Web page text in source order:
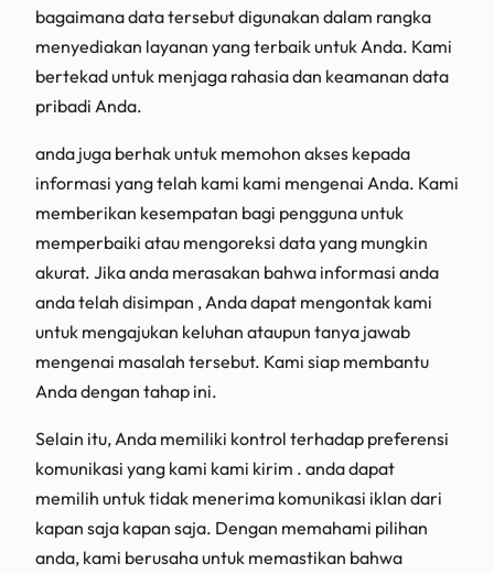
bagaimana data tersebut digunakan dalam rangka
menyediakan layanan yang terbaik untuk Anda. Kami
bertekad untuk menjaga rahasia dan keamanan data
pribadi Anda.
anda juga berhak untuk memohon akses kepada
informasi yang telah kami kami mengenai Anda. Kami
memberikan kesempatan bagi pengguna untuk
memperbaiki atau mengoreksi data yang mungkin
akurat. Jika anda merasakan bahwa informasi anda
anda telah disimpan , Anda dapat mengontak kami
untuk mengajukan keluhan ataupun tanya jawab
mengenai masalah tersebut. Kami siap membantu
Anda dengan tahap ini.
Selain itu, Anda memiliki kontrol terhadap preferensi
komunikasi yang kami kami kirim . anda dapat
memilih untuk tidak menerima komunikasi iklan dari
kapan saja kapan saja. Dengan memahami pilihan
anda, kami berusaha untuk memastikan bahwa